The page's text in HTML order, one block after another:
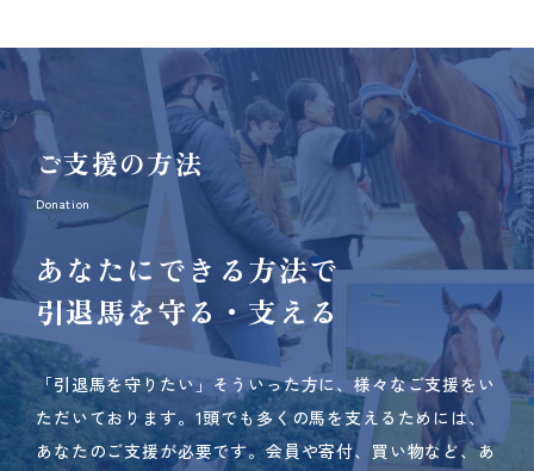
ご支援の方法
Donation
あなたにできる方法で
引退馬を守る・支える
「引退馬を守りたい」そういった方に、様々なご支援をい
ただいております。 1頭でも多くの馬を支えるためには、
あなたのご支援が必要です。 会員や寄付、買い物など、あ